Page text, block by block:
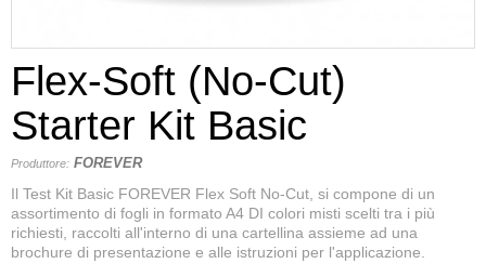
Flex-Soft (No-Cut)
Starter Kit Basic
Produttore: FOREVER
Il Test Kit Basic FOREVER Flex Soft No-Cut, si compone di un
assortimento di fogli in formato A4 DI colori misti scelti tra i più
richiesti, raccolti all'interno di una cartellina assieme ad una
brochure di presentazione e alle istruzioni per l'applicazione.